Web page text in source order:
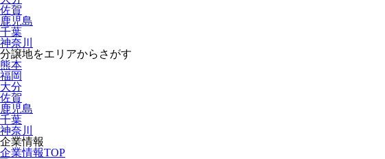
佐賀
鹿児島
千葉
神奈川
分譲地をエリアからさがす
熊本
福岡
大分
佐賀
鹿児島
千葉
神奈川
企業情報
企業情報TOP